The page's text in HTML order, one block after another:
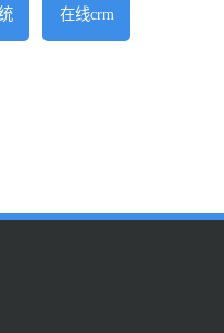
在线crm